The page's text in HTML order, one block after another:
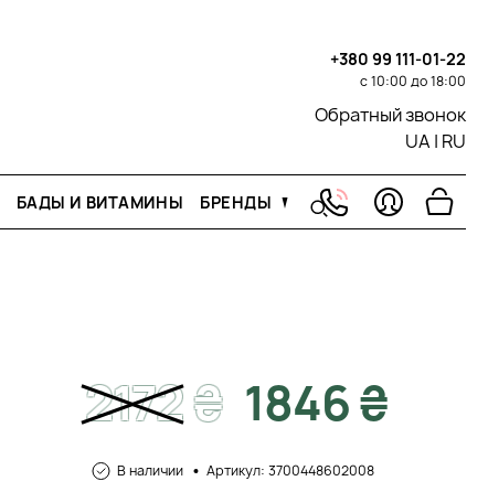
+380 99 111-01-22
с 10:00 до 18:00
Обратный звонок
UA | RU
БАДЫ И ВИТАМИНЫ БРЕНДЫ
2172₴ 1846 ₴
В наличии Артикул: 3700448602008